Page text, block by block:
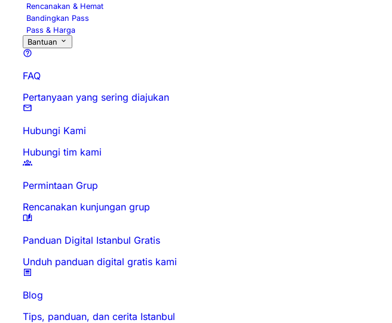
Rencanakan & Hemat
Bandingkan Pass
Pass & Harga
Bantuan
FAQ
Pertanyaan yang sering diajukan
Hubungi Kami
Hubungi tim kami
Permintaan Grup
Rencanakan kunjungan grup
Panduan Digital Istanbul Gratis
Unduh panduan digital gratis kami
Blog
Tips, panduan, dan cerita Istanbul